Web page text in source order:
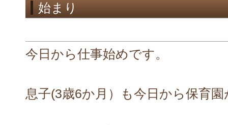
始まり
今日から仕事始めです。
息子(3歳6か月）も今日から保育